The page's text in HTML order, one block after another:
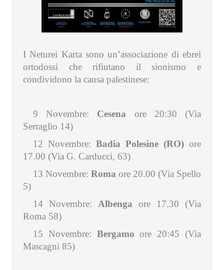
I Neturei Karta sono un’associazione di ebrei
ortodossi che rifiutano il sionismo e
condividono la causa palestinese:
9 Novembre: Cesena ore 20:30 (Via
Serraglio 14)
12 Novembre: Badia Polesine (RO) ore
17.00 (Via G. Carducci, 63)
13 Novembre: Roma ore 20.00 (Via Spello
5)
14 Novembre: Albenga ore 17.30 (Via
Roma 58)
15 Novembre: Bergamo ore 20:45 (Via
Mascagni 85)